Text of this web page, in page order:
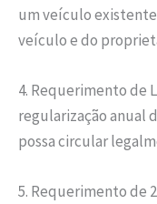
um veículo
veículo e do
4. Requerimento de
regularização anual
possa circular
5. Requerimento de